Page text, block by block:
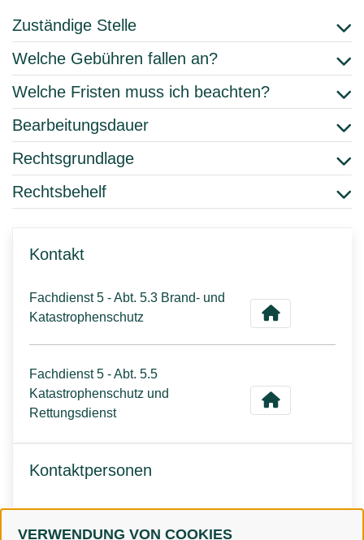
VERWENDUNG VON COOKIES
Zuständige Stelle
Welche Gebühren fallen an?
Welche Fristen muss ich beachten?
Bearbeitungsdauer
Rechtsgrundlage
Rechtsbehelf
Kontakt
Fachdienst 5 - Abt. 5.3 Brand- und
Katastrophenschutz
Fachdienst 5 - Abt. 5.5
Katastrophenschutz und
Rettungsdienst
Kontaktpersonen